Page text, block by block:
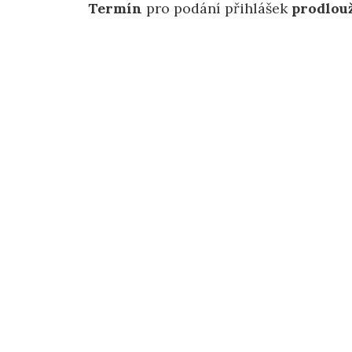
Termín pro podání přihlášek